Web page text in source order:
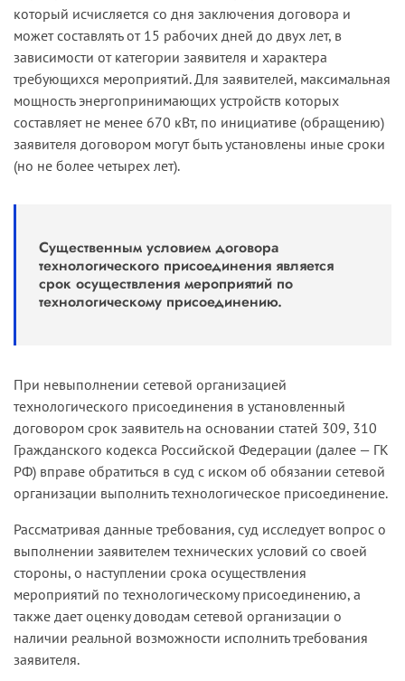
который исчисляется со дня заключения договора и
может составлять от 15 рабочих дней до двух лет, в
зависимости от категории заявителя и характера
требующихся мероприятий. Для заявителей, максимальная
мощность энергопринимающих устройств которых
составляет не менее 670 кВт, по инициативе (обращению)
заявителя договором могут быть установлены иные сроки
(но не более четырех лет).
Существенным условием договора
технологического присоединения является
срок осуществления мероприятий по
технологическому присоединению.
При невыполнении сетевой организацией
технологического присоединения в установленный
договором срок заявитель на основании статей 309, 310
Гражданского кодекса Российской Федерации (далее — ГК
РФ) вправе обратиться в суд с иском об обязании сетевой
организации выполнить технологическое присоединение.
Рассматривая данные требования, суд исследует вопрос о
выполнении заявителем технических условий со своей
стороны, о наступлении срока осуществления
мероприятий по технологическому присоединению, а
также дает оценку доводам сетевой организации о
наличии реальной возможности исполнить требования
заявителя.